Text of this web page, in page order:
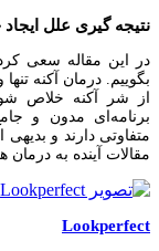
نتیجه گیری علل
در این مقاله سعی
بگوییم. درمان آکنه
از شر آکنه خلاص
برنامه‌ای مدون و
متفاوتی دارند و
مقالات آینده به
Lookperfect